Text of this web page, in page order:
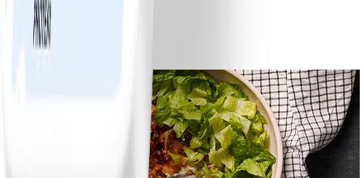
Bananpannkakor